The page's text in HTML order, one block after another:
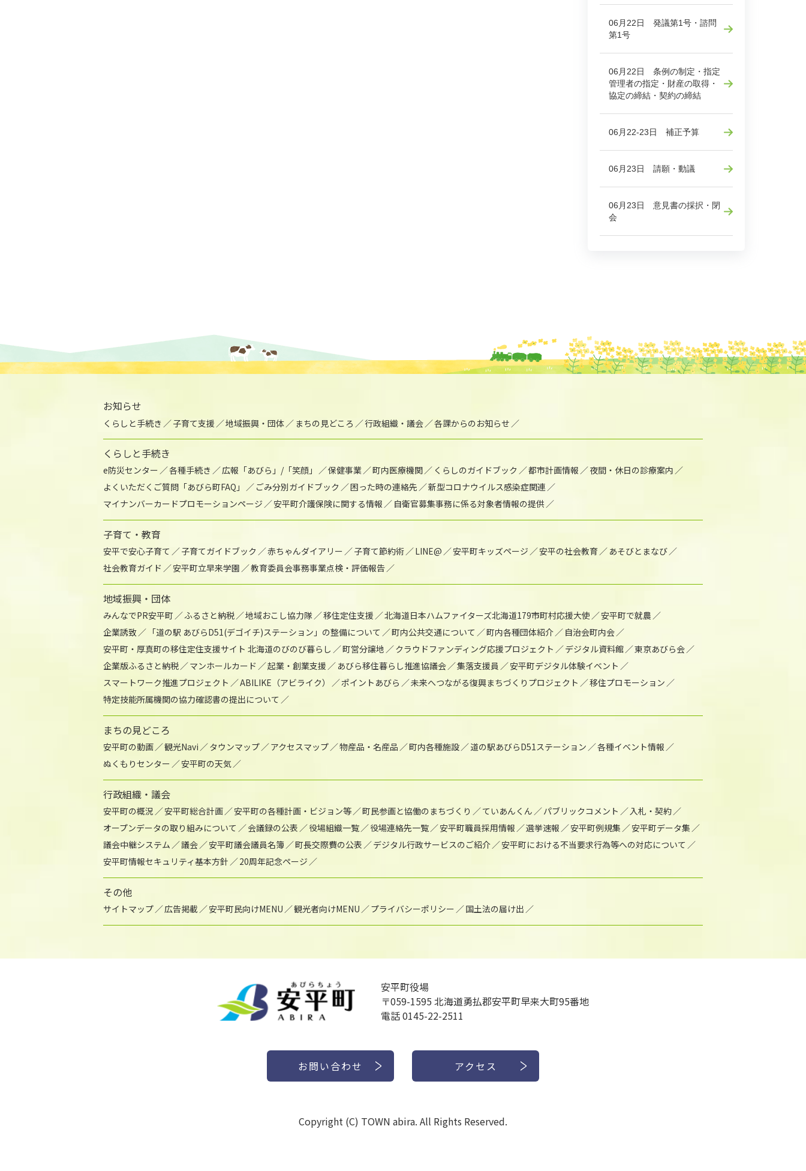
06月22日 発議第1号・諮問
第1号
06月22日 条例の制定・指定
管理者の指定・財産の取得・
協定の締結・契約の締結
06月22-23日 補正予算
06月23日 請願・動議
06月23日 意見書の採択・閉
会
お知らせ
くらしと手続き 子育て支援 地域振興・団体 まちの見どころ 行政組織・議会 各課からのお知らせ
くらしと手続き
e防災センター 各種手続き 広報「あびら」/「笑顔」 保健事業 町内医療機関 くらしのガイドブック 都市計画情報
夜間・休日の診療案内
よくいただくご質問「あびら町FAQ」
ごみ分別ガイドブック 困った時の連絡先
新型コロナウイルス感染症関連
マイナンバーカードプロモーションページ
安平町介護保険に関する情報 自衛官募集事務に係る対象者情報の提供
子育て・教育
安平で安心子育て 子育てガイドブック 赤ちゃんダイアリー 子育て節約術 LINE@ 安平町キッズページ 安平の社会教育
あそびとまなび
社会教育ガイド
安平町立早来学園 教育委員会事務事業点検・評価報告
地域振興・団体
みんなでPR安平町 ふるさと納税 地域おこし協力隊 移住定住支援 北海道日本ハムファイターズ北海道179市町村応援大使
安平町で就農
企業誘致
「道の駅 あびらD51(デゴイチ)ステーション」の整備について 町内公共交通について 町内各種団体紹介
自治会町内会
安平町・厚真町の移住定住支援サイト 北海道のびのび暮らし
町営分譲地 クラウドファンディング応援プロジェクト デジタル資料館
東京あびら会
企業版ふるさと納税
マンホールカード 起業・創業支援 あびら移住暮らし推進協議会 集落支援員
安平町デジタル体験イベント
スマートワーク推進プロジェクト
ABILIKE（アビライク） ポイントあびら 未来へつながる復興まちづくりプロジェクト
移住プロモーション
特定技能所属機関の協力確認書の提出について
まちの見どころ
安平町の動画 観光Navi タウンマップ アクセスマップ 物産品・名産品 町内各種施設 道の駅あびらD51ステーション
各種イベント情報
ぬくもりセンター
安平町の天気
行政組織・議会
安平町の概況 安平町総合計画 安平町の各種計画・ビジョン等 町民参画と協働のまちづくり ていあんくん パブリックコメント
入札・契約
オープンデータの取り組みについて
会議録の公表 役場組織一覧 役場連絡先一覧 安平町職員採用情報 選挙速報 安平町例規集
安平町データ集
議会中継システム
議会 安平町議会議員名簿 町長交際費の公表 デジタル行政サービスのご紹介
安平町における不当要求行為等への対応について
安平町情報セキュリティ基本方針
20周年記念ページ
その他
サイトマップ 広告掲載 安平町民向けMENU 観光者向けMENU プライバシーポリシー 国土法の届け出
安平町役場
〒059-1595 北海道勇払郡安平町早来大町95番地
電話 0145-22-2511
お問い合わせ アクセス
Copyright (C) TOWN abira. All Rights Reserved.